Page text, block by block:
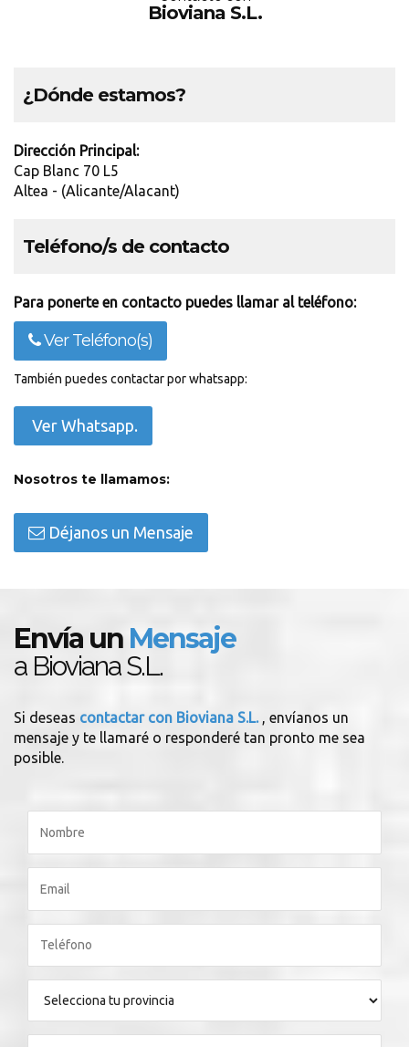
Bioviana S.L.
¿Dónde estamos?
Dirección Principal:
Cap Blanc 70 L5
Altea - (Alicante/Alacant)
Teléfono/s de contacto
Para ponerte en contacto puedes llamar al teléfono:
Ver Teléfono(s)
También puedes contactar por whatsapp:
Ver Whatsapp.
Nosotros te llamamos:
Déjanos un Mensaje
Envía un Mensaje
a Bioviana S.L.
Si deseas contactar con Bioviana S.L. , envíanos un
mensaje y te llamaré o responderé tan pronto me sea
posible.